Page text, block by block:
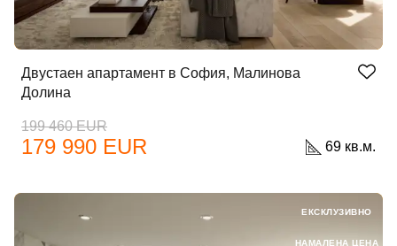
Двустаен апартамент в София, Малинова
Долина
199 460 EUR
179 990 EUR 69 кв.м.
ЕКСКЛУЗИВНО
НАМАЛЕНА ЦЕНА